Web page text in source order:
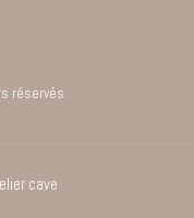
réservés.
cave